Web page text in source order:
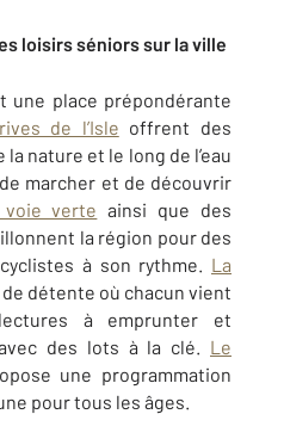
loisirs séniors sur la ville
une place prépondérante
de l’Isle offrent des
nature et le long de l’eau
marcher et de découvrir
verte ainsi que des
la région pour des
à son rythme. La
détente où chacun vient
à emprunter et
des lots à la clé. Le
une programmation
pour tous les âges.